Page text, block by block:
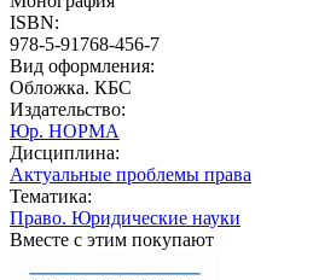
ISBN:
978-5-91768-456-7
Вид оформления:
Обложка. КБС
Издательство:
Юр. НОРМА
Дисциплина:
Актуальные проблемы права
Тематика:
Право. Юридические науки
Вместе с этим покупают